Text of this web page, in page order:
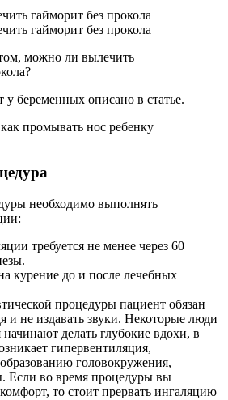
можно ли вылечить
у беременных описано в статье.
промывать нос ребенку
необходимо выполнять
требуется не менее через 60
курение до и после лечебных
процедуры пациент обязан
и не издавать звуки. Некоторые люди
делать глубокие вдохи, в
гипервентиляция,
головокружения,
Если во время процедуры вы
то стоит прервать ингаляцию